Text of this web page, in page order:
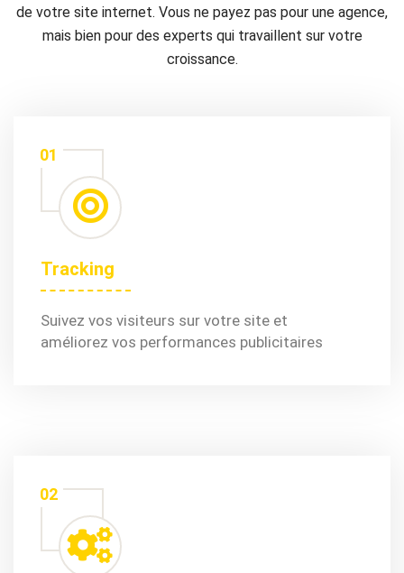
de votre site internet. Vous ne payez pas pour une agence,
mais bien pour des experts qui travaillent sur votre
croissance.
01
Tracking
Suivez vos visiteurs sur votre site et
améliorez vos performances publicitaires
02